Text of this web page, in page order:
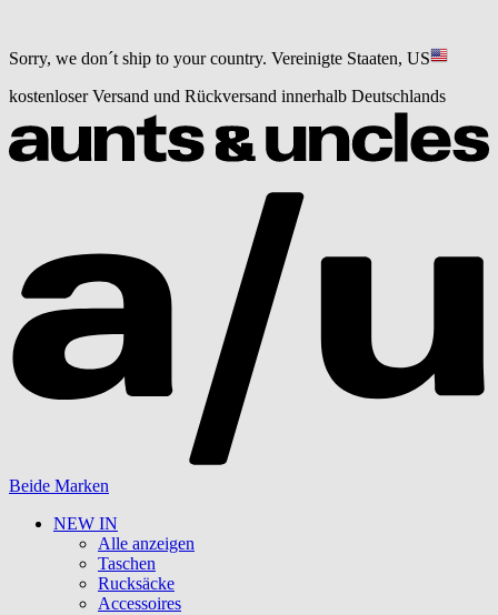
Sorry, we don´t ship to your country. Vereinigte Staaten, US
kostenloser Versand und Rückversand innerhalb Deutschlands
Beide Marken
NEW IN
Alle anzeigen
Taschen
Rucksäcke
Accessoires